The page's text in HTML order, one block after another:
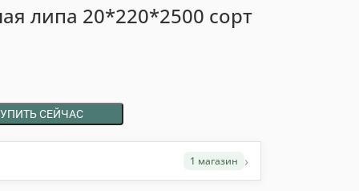
липа 20*220*2500 сорт
СЕЙЧАС
1 магазин ›